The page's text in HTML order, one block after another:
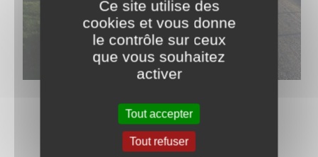
Ce site utilise des
cookies et vous donne
le contrôle sur ceux
que vous souhaitez
activer
Tout accepter
Tout refuser